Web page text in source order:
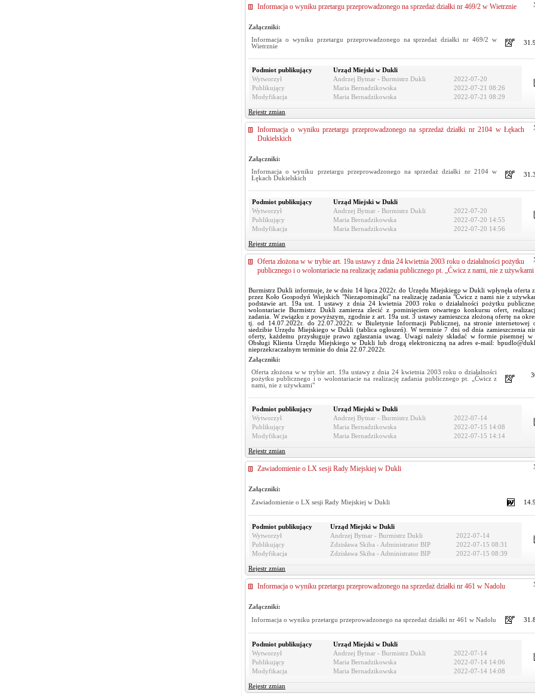
Informacja o wyniku przetargu przeprowadzonego na sprzedaż działki nr 469/2 w Wietrznie
Załączniki:
Informacja o wyniku przetargu przeprowadzonego na sprzedaż działki nr 469/2 w
Wietrznie
Podmiot publikujący
Urząd Miejski w Dukli
Wytworzył
Andrzej Bytnar - Burmistrz Dukli
2022-07-20
Publikujący
Maria Bernadzikowska
2022-07-21 08:26
Modyfikacja
Maria Bernadzikowska 2022-07-21 08:29
Rejestr zmian
Informacja o wyniku przetargu przeprowadzonego na sprzedaż działki nr 2104 w Łękach
Dukielskich
Załączniki:
Informacja o wyniku przetargu przeprowadzonego na sprzedaż działki nr 2104 w
Łękach Dukielskich
Podmiot publikujący
Urząd Miejski w Dukli
Wytworzył
Andrzej Bytnar - Burmistrz Dukli
2022-07-20
Publikujący
Maria Bernadzikowska
2022-07-20 14:55
Modyfikacja
Maria Bernadzikowska 2022-07-20 14:56
Rejestr zmian
Oferta złożona w w trybie art. 19a ustawy z dnia 24 kwietnia 2003 roku o działalności pożytku
publicznego i o wolontariacie na realizację zadania publicznego pt. „Ćwicz z nami, nie z używkami
Burmistrz Dukli informuje, że w dniu 14 lipca 2022r. do Urzędu Miejskiego w Dukli wpłynęła oferta
przez Koło Gospodyń Wiejskich "Niezapominajki" na realizację zadania "Ćwicz z nami nie z
podstawie art. 19a ust. 1 ustawy z dnia 24 kwietnia 2003 roku o działalności pożytku
wolontariacie Burmistrz Dukli zamierza zlecić z pominięciem otwartego konkursu ofert,
zadania. W związku z powyższym, zgodnie z art. 19a ust. 3 ustawy zamieszcza złożoną ofertę na
tj. od 14.07.2022r. do 22.07.2022r. w Biuletynie Informacji Publicznej, na stronie internetowej
siedzibie Urzędu Miejskiego w Dukli (tablica ogłoszeń). W terminie 7 dni od dnia zamieszczenia
oferty, każdemu przysługuje prawo zgłaszania uwag. Uwagi należy składać w formie pisemnej w
Obsługi Klienta Urzędu Miejskiego w Dukli lub drogą elektroniczną na adres e-mail:
nieprzekraczalnym terminie do dnia 22.07.2022r.
Załączniki:
Oferta złożona w w trybie art. 19a ustawy z dnia 24 kwietnia 2003 roku o działalności
pożytku publicznego i o wolontariacie na realizację zadania publicznego pt. „Ćwicz z
nami, nie z używkami"
Podmiot publikujący
Urząd Miejski w Dukli
Wytworzył
Andrzej Bytnar - Burmistrz Dukli
2022-07-14
Publikujący
Maria Bernadzikowska
2022-07-15 14:08
Modyfikacja
Maria Bernadzikowska 2022-07-15 14:14
Rejestr zmian
Zawiadomienie o LX sesji Rady Miejskiej w Dukli
Załączniki:
Zawiadomienie o LX sesji Rady Miejskiej w Dukli
Podmiot publikujący
Urząd Miejski w Dukli
Wytworzył
Andrzej Bytnar - Burmistrz Dukli
2022-07-14
Publikujący
Zdzisława Skiba - Administrator BIP
2022-07-15 08:31
Modyfikacja
Zdzisława Skiba - Administrator BIP 2022-07-15 08:39
Rejestr zmian
Informacja o wyniku przetargu przeprowadzonego na sprzedaż działki nr 461 w Nadolu
Załączniki:
Informacja o wyniku przetargu przeprowadzonego na sprzedaż działki nr 461 w Nadolu
Podmiot publikujący
Urząd Miejski w Dukli
Wytworzył
Andrzej Bytnar - Burmistrz Dukli
2022-07-14
Publikujący
Maria Bernadzikowska
2022-07-14 14:06
Modyfikacja
Maria Bernadzikowska 2022-07-14 14:08
Rejestr zmian